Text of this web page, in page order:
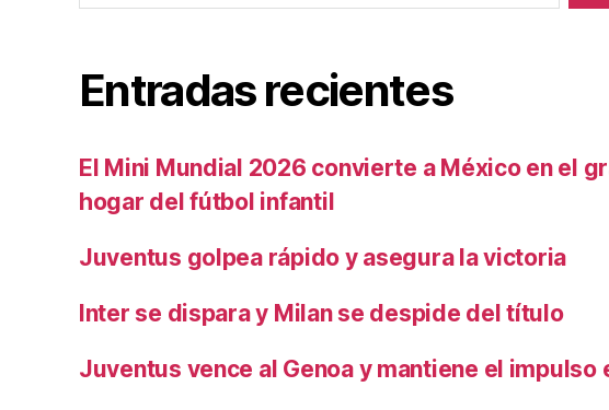
Entradas recientes
El Mini Mundial 2026 convierte a México en el
hogar del fútbol infantil
Juventus golpea rápido y asegura la victoria
Inter se dispara y Milan se despide del título
Juventus vence al Genoa y mantiene el impulso